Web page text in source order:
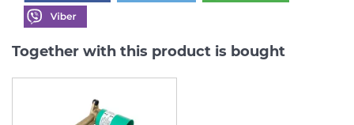
Together with this product is bought